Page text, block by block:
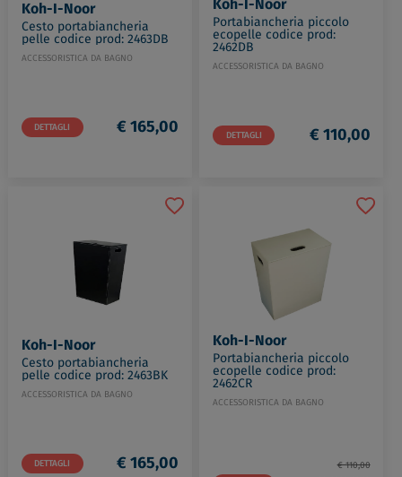
Koh-I-Noor
Cesto portabiancheria
pelle codice prod: 2463DB
ACCESSORISTICA DA BAGNO
DETTAGLI € 165,00
Portabiancheria piccolo
ecopelle codice prod:
2462DB
ACCESSORISTICA DA BAGNO
DETTAGLI € 110,00
Koh-I-Noor
Cesto portabiancheria
pelle codice prod: 2463BK
ACCESSORISTICA DA BAGNO
DETTAGLI € 165,00
Koh-I-Noor
Portabiancheria piccolo
ecopelle codice prod:
2462CR
ACCESSORISTICA DA BAGNO
€ 110,00